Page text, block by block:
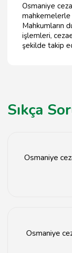
Osmaniye
Mahkumların
işlemleri,
şekilde takip
Sıkça
Osmaniye
Osmaniye